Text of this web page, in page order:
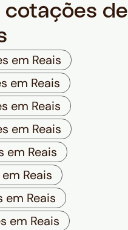
de
em Reais
em Reais
em Reais
em Reais
em Reais
em Reais
em Reais
em Reais